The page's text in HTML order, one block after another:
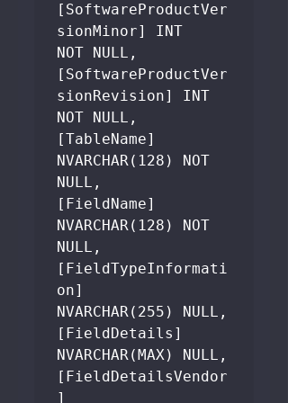
[SoftwareProductVer
sionMinor] INT
NOT NULL,
[SoftwareProductVer
sionRevision] INT
NOT NULL,
[TableName]
NVARCHAR(128) NOT
NULL,
[FieldName]
NVARCHAR(128) NOT
NULL,
[FieldTypeInformati
on]
NVARCHAR(255) NULL,
[FieldDetails]
NVARCHAR(MAX) NULL,
[FieldDetailsVendor
]